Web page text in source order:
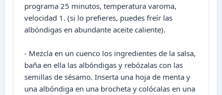
programa 25 minutos, temperatura varoma,
velocidad 1. (si lo prefieres, puedes freír las
albóndigas en abundante aceite caliente).
- Mezcla en un cuenco los ingredientes de la salsa,
baña en ella las albóndigas y rebózalas con las
semillas de sésamo. Inserta una hoja de menta y
una albóndiga en una brocheta y colócalas en una